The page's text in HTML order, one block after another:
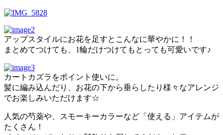
アップスタイルにお花を足すとこんなに華やかに！！
まとめてつけても、1輪だけつけてもとっても可愛いです♪
カートカズラをポイント使いに。
髪に編み込んだり、お花の下から垂らしたり様々なアレンジ
でお楽しみいただけます☆
人気の芍薬や、スモーキーカラーなど「使える」アイテムが
たくさん！